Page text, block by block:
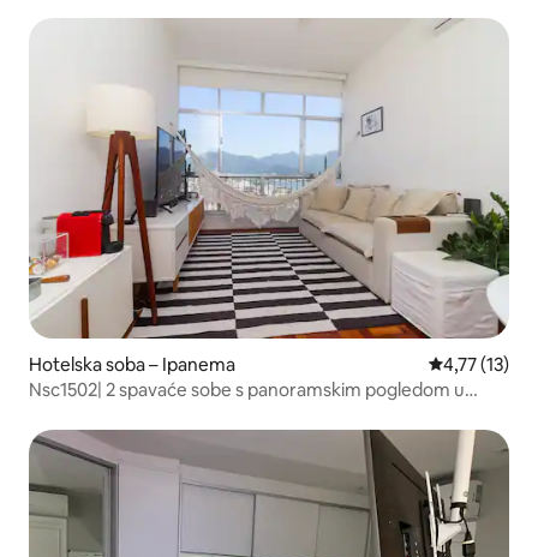
Hotelska soba – Ipanema Prosječna
4,77 (13)
Nsc1502| 2 spavaće sobe s panoramskim pogledom u